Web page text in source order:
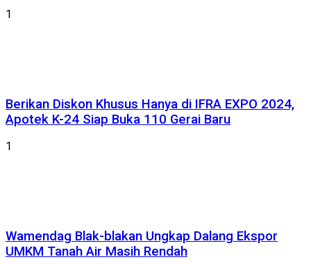
1
Berikan Diskon Khusus Hanya di IFRA EXPO 2024,
Apotek K-24 Siap Buka 110 Gerai Baru
1
Wamendag Blak-blakan Ungkap Dalang Ekspor
UMKM Tanah Air Masih Rendah